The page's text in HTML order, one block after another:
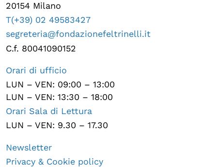
20154 Milano
T(+39) 02 49583427
segreteria@fondazionefeltrinelli.it
C.f. 80041090152
Orari di ufficio
LUN – VEN: 09:00 – 13:00
LUN – VEN: 13:30 – 18:00
Orari Sala di Lettura
LUN – VEN: 9.30 – 17.30
Newsletter
Privacy & Cookie policy